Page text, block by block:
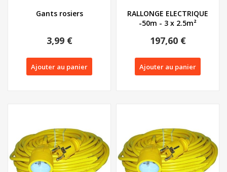
Gants rosiers
3,99 €
Ajouter au panier
RALLONGE ELECTRIQUE
-50m - 3 x 2.5m²
197,60 €
Ajouter au panier